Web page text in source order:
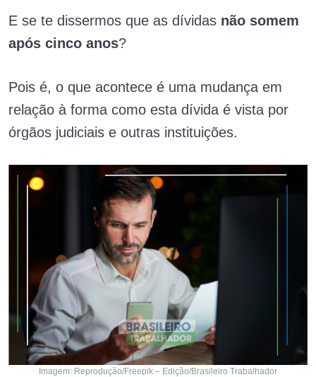
E se te dissermos que as dívidas não somem
após cinco anos?
Pois é, o que acontece é uma mudança em
relação à forma como esta dívida é vista por
órgãos judiciais e outras instituições.
Imagem: Reprodução/Freepik – Edição/Brasileiro Trabalhador